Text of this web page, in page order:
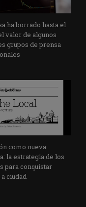
ha borrado hasta el
valor de algunos
grupos de prensa
como nueva
la estrategia de los
para conquistar
ciudad